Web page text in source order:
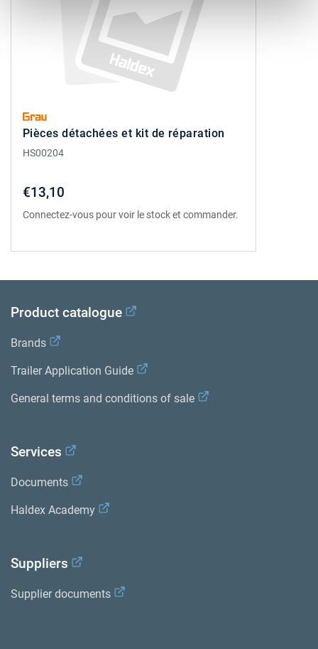
Pièces détachées et kit de réparation
HS00204
€13,10
Connectez-vous pour voir le stock et commander.
Product catalogue
Brands
Trailer Application Guide
General terms and conditions of sale
Services
Documents
Haldex Academy
Suppliers
Supplier documents